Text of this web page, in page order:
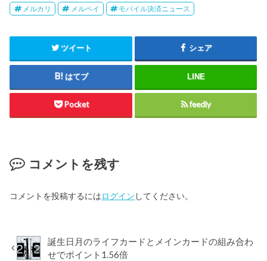
メルカリ
メルペイ モバイル決済ニュース
ツイート シェア
はてブ LINE
Pocket feedly
コメントを残す
コメントを投稿するにはログイン してください。
誕生日月のライフカードとメインカードの組み合わ
せでポイント1.56倍